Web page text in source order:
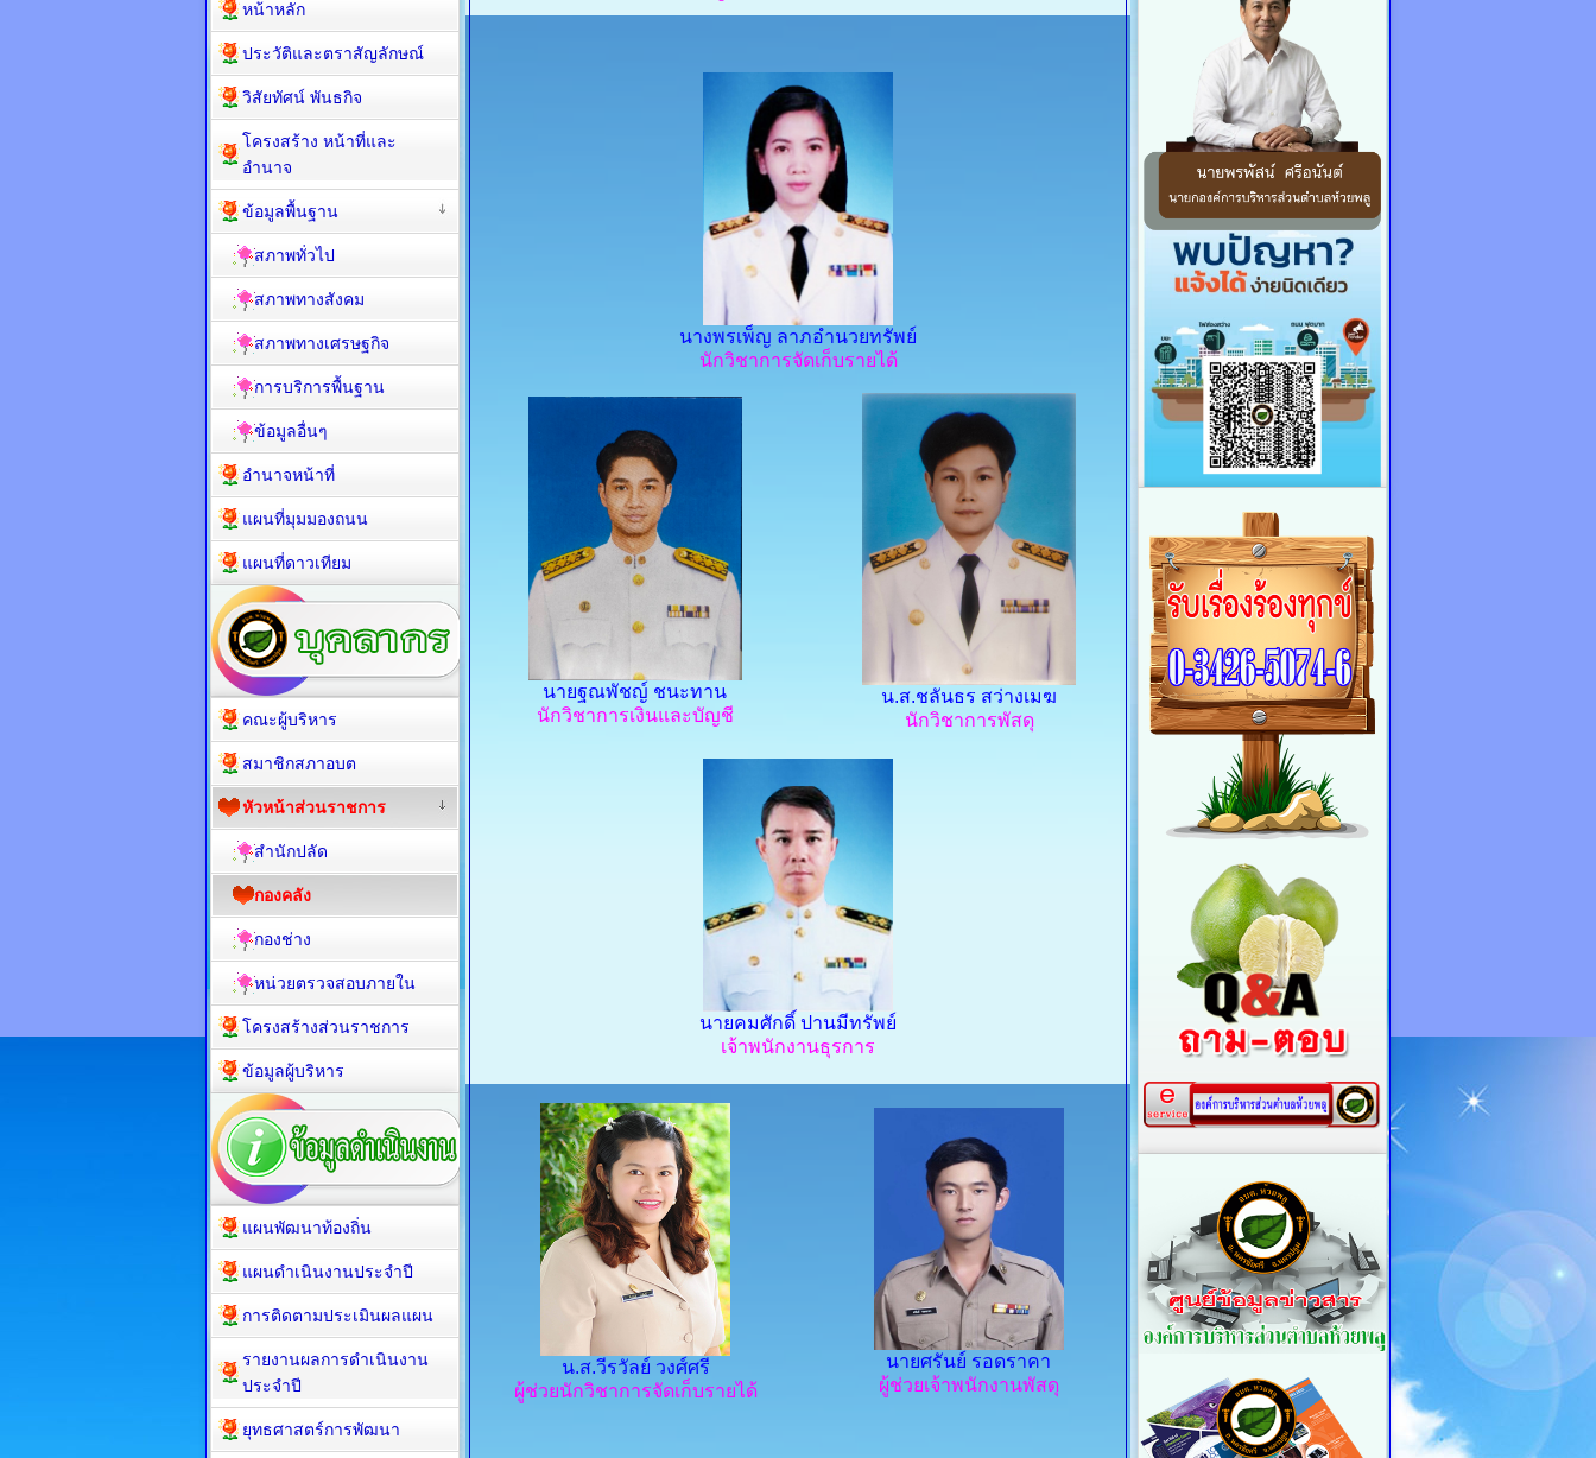
นางพรเพ็ญ ลาภอำนวยทรัพย์
นักวิชาการจัดเก็บรายได้
นายฐณพัชญ์ ชนะทาน
นักวิชาการเงินและบัญชี
น.ส.ชลันธร สว่างเมฆ
นักวิชาการพัสดุ
นายคมศักดิ์ ปานมีทรัพย์
เจ้าพนักงานธุรการ
น.ส.วีรวัลย์ วงศ์ศรี
ผู้ช่วยนักวิชาการจัดเก็บรายได้
นายศรันย์ รอดราคา
ผู้ช่วยเจ้าพนักงานพัสดุ
หน้าหลัก
ประวัติและตราสัญลักษณ์
วิสัยทัศน์ พันธกิจ
โครงสร้าง หน้าที่และ
อำนาจ
ข้อมูลพื้นฐาน
สภาพทั่วไป
สภาพทางสังคม
สภาพทางเศรษฐกิจ
การบริการพื้นฐาน
ข้อมูลอื่นๆ
อำนาจหน้าที่
แผนที่มุมมองถนน
แผนที่ดาวเทียม
คณะผู้บริหาร
สมาชิกสภาอบต
หัวหน้าส่วนราชการ
สำนักปลัด
กองคลัง
กองช่าง
หน่วยตรวจสอบภายใน
โครงสร้างส่วนราชการ
ข้อมูลผู้บริหาร
แผนพัฒนาท้องถิ่น
แผนดำเนินงานประจำปี
การติดตามประเมินผลแผน
รายงานผลการดำเนินงาน
ประจำปี
ยุทธศาสตร์การพัฒนา